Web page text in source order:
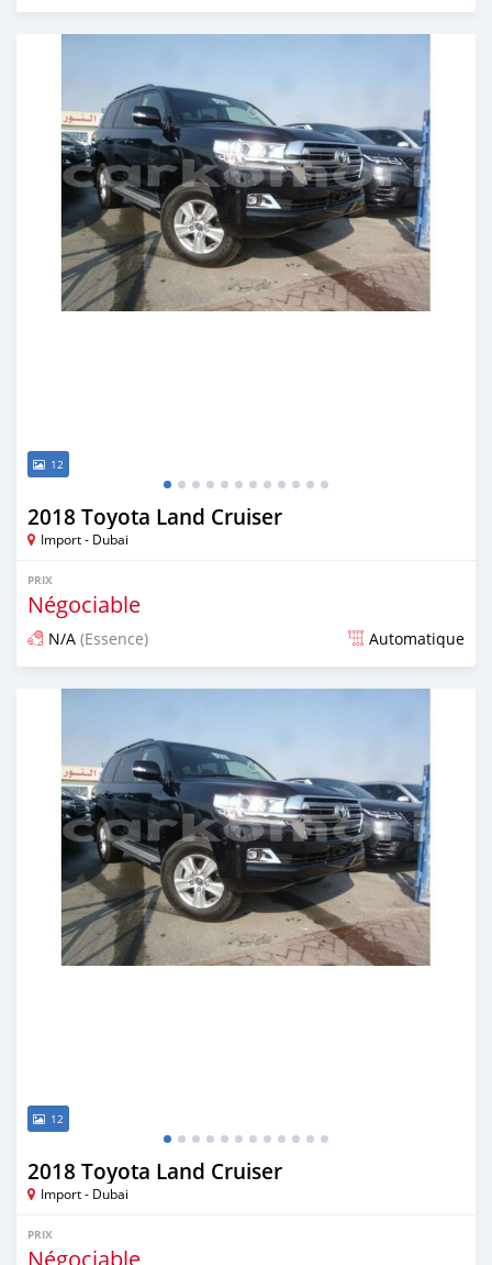
Publié il y a presque 7 ans
12
2018 Toyota Land Cruiser
Import - Dubai
PRIX
Négociable
N/A (Essence) Automatique
Publié il y a presque 7 ans
12
2018 Toyota Land Cruiser
Import - Dubai
PRIX
Négociable